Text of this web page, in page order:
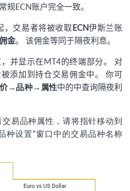
规ECN账户完全一致。
，交易者将被收取ECN伊斯兰账
金。 该佣金等同于隔夜利息。
并显示在MT4的终端部分。 对
添加到持仓交易佣金中。 你可
→品种→属性中的中查询隔夜利
交易品种属性，请将指针移动到
种设置”窗口中的交易品种名称